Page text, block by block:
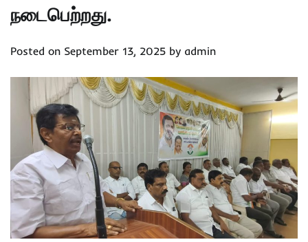
நடைபெற்றது.
Posted on September 13, 2025 by admin